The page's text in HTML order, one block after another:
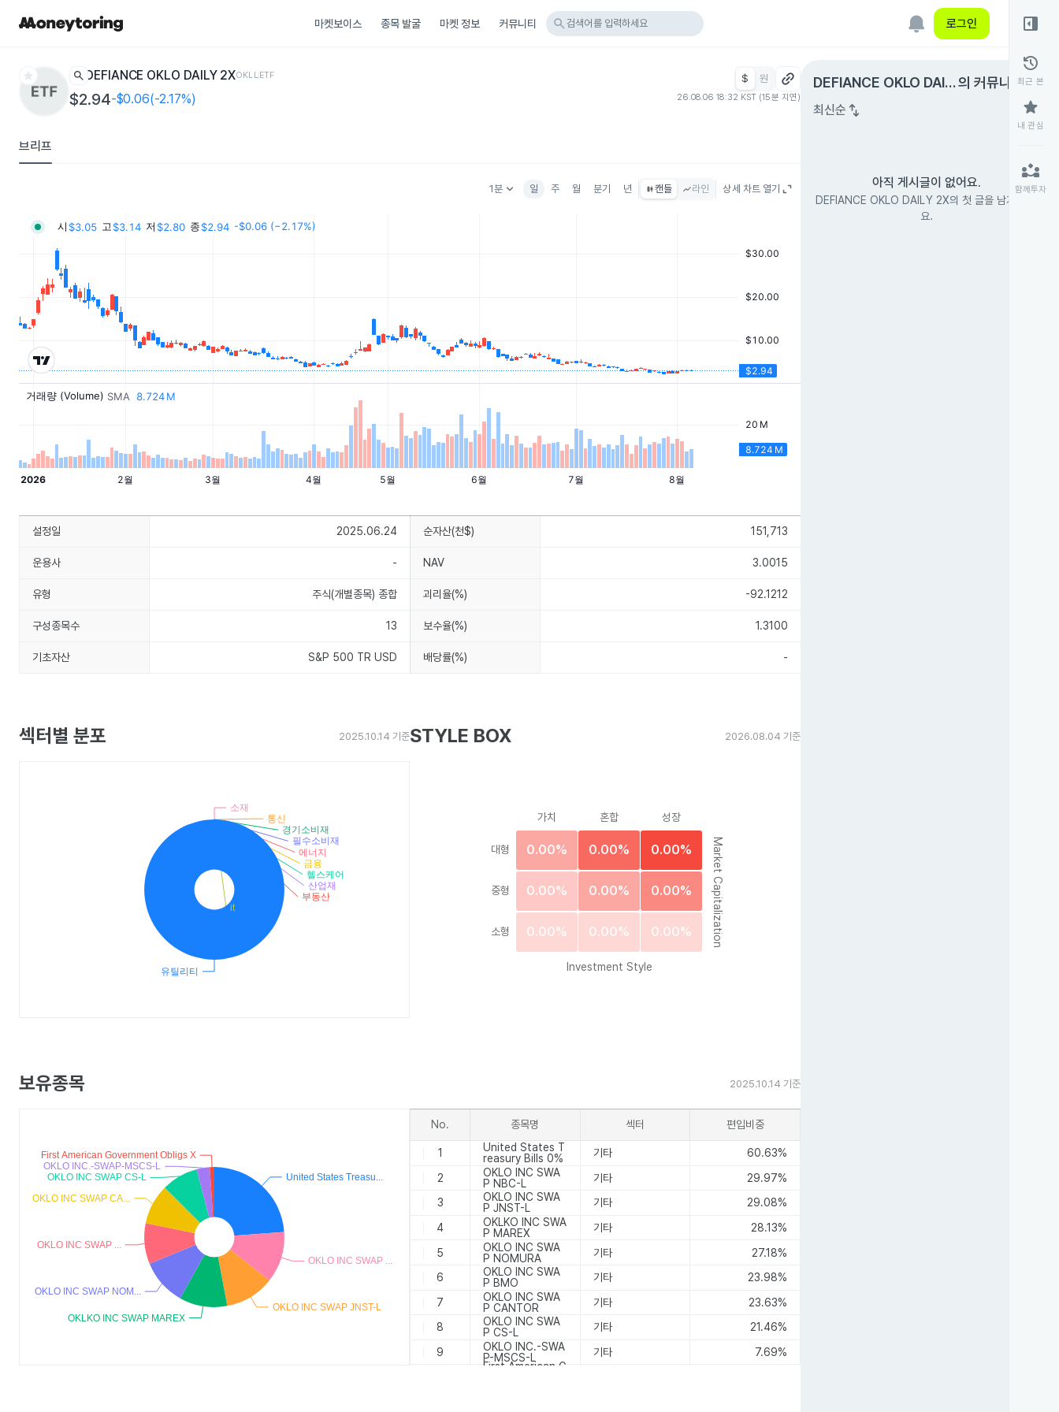
마켓보이스 종목 발굴 마켓 정보 커뮤니티 search 검색어를 입력하세요 로그인
star search DEFIANCE OKLO DAILY 2XOKLLETF
$2.94-$0.06(-2.17%)
$ 원
26.08.06 18:32 KST (15분 지연)
브리프
1분keyboard_arrow_down 일 주 월 분기 년 캔들 라인 상세 차트 열기
DEFIANCE OKLO DAIL
Y 2X
의 커뮤니티expand_circle_right
최신순 swap_vert
아직 게시글이 없어요.
DEFIANCE OKLO DAILY 2X의 첫 글을 남겨 보세
요.
right_panel_open
history
최근 본
star
내 관심
partner_exchange
함께투자